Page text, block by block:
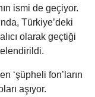
ismi de geçiyor.
Türkiye’deki
olarak geçtiği
‘şüpheli fon’ların
aşıyor.